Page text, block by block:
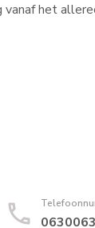
vanaf het